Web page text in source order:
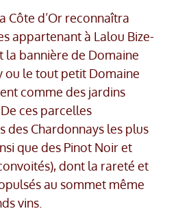
Côte d’Or reconnaîtra
appartenant à Lalou Bize-
la bannière de Domaine
ou le tout petit Domaine
comme des jardins
ces parcelles
des Chardonnays les plus
que des Pinot Noir et
dont la rareté et
au sommet même
vins.